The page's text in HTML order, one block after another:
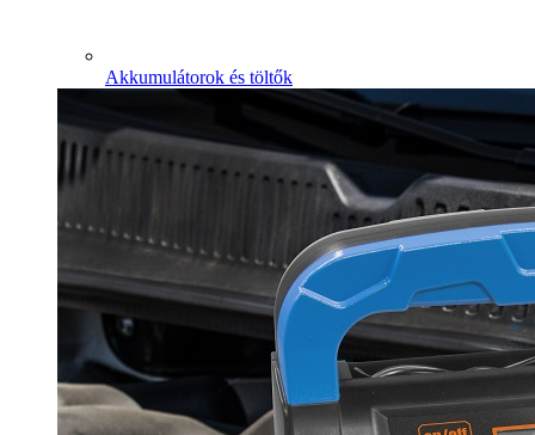
Akkumulátorok és töltők